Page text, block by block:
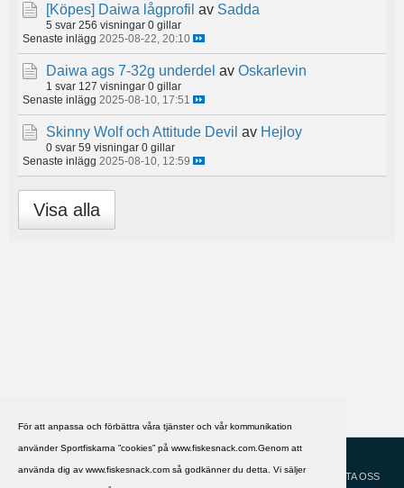
För att anpassa och förbättra våra tjänster och vår kommunikation
använder Sportfiskarna ”cookies” på www.fiskesnack.com.Genom att
använda dig av www.fiskesnack.com så godkänner du detta. Vi säljer
[Köpes] Daiwa lågprofil av Sadda
5 svar 256 visningar 0 gillar
Senaste inlägg 2025-08-22, 20:10
Daiwa ags 7-32g underdel av Oskarlevin
1 svar 127 visningar 0 gillar
Senaste inlägg 2025-08-10, 17:51
Skinny Wolf och Attitude Devil av Hejloy
0 svar 59 visningar 0 gillar
Senaste inlägg 2025-08-10, 12:59
Visa alla
HJÄLP
KONTAKTA OSS